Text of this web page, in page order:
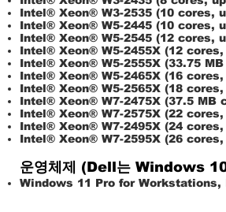
Intel® Xeon® W3-2535 (10 cores,
Intel® Xeon® W5-2445 (10 cores,
Intel® Xeon® W5-2545 (12 cores,
Intel® Xeon® W5-2455X (12
Intel® Xeon® W5-2555X (33.75
Intel® Xeon® W5-2465X (16
Intel® Xeon® W5-2565X (18
Intel® Xeon® W7-2475X (37.5 MB
Intel® Xeon® W7-2575X (22
Intel® Xeon® W7-2495X (24
Intel® Xeon® W7-2595X (26
운영체제 (Dell는 Windows
Windows 11 Pro for Workstations,